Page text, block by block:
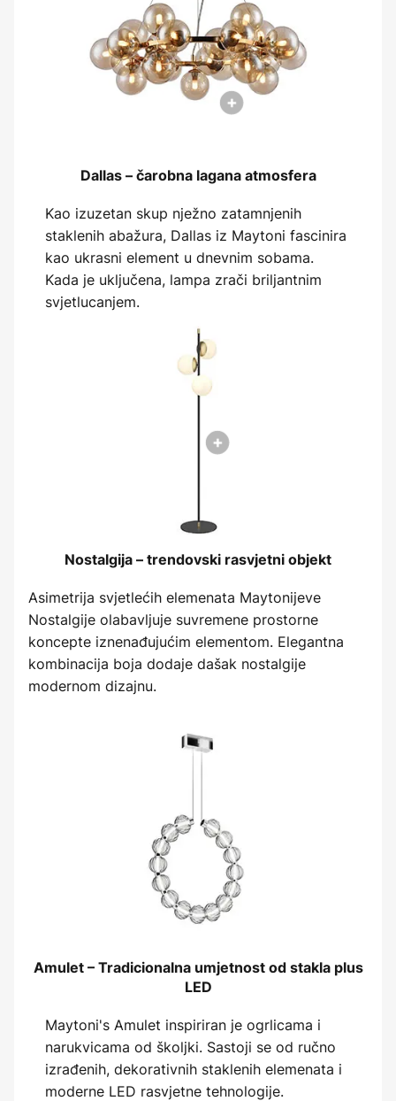
Dallas – čarobna lagana atmosfera
Kao izuzetan skup nježno zatamnjenih
staklenih abažura, Dallas iz Maytoni fascinira
kao ukrasni element u dnevnim sobama.
Kada je uključena, lampa zrači briljantnim
svjetlucanjem.
Nostalgija – trendovski rasvjetni objekt
Asimetrija svjetlećih elemenata Maytonijeve
Nostalgije olabavljuje suvremene prostorne
koncepte iznenađujućim elementom. Elegantna
kombinacija boja dodaje dašak nostalgije
modernom dizajnu.
Amulet – Tradicionalna umjetnost od stakla plus
LED
Maytoni's Amulet inspiriran je ogrlicama i
narukvicama od školjki. Sastoji se od ručno
izrađenih, dekorativnih staklenih elemenata i
moderne LED rasvjetne tehnologije.